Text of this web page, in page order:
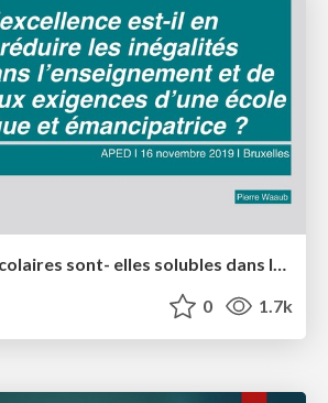
Les inégalités scolaires sont- elles solubles dans le Pacte d’excellence ?
0 1.7k